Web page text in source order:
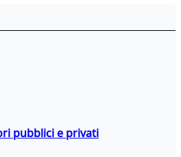
pubblici e privati